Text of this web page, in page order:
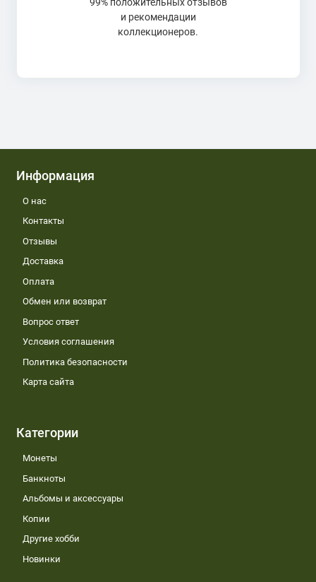
и рекомендации
коллекционеров.
Информация
О нас
Контакты
Отзывы
Доставка
Оплата
Обмен или возврат
Вопрос ответ
Условия соглашения
Политика безопасности
Карта сайта
Категории
Монеты
Банкноты
Альбомы и аксессуары
Копии
Другие хобби
Новинки